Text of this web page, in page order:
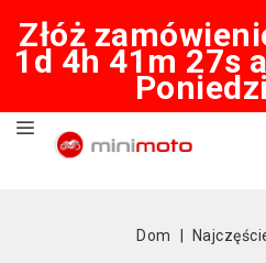
Złóż
1d 4h 41m 26s
Dom